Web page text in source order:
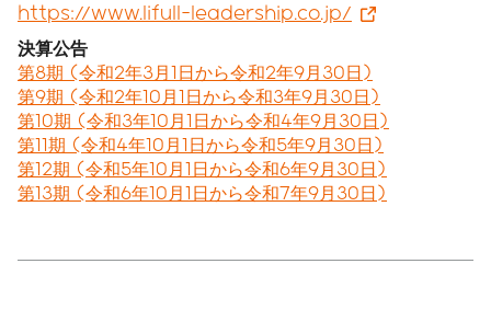
https://www.lifull-leadership.co.jp/
決算公告
第8期 (令和2年3月1日から令和2年9月30日)
第9期 (令和2年10月1日から令和3年9月30日)
第10期 (令和3年10月1日から令和4年9月30日)
第11期 (令和4年10月1日から令和5年9月30日)
第12期 (令和5年10月1日から令和6年9月30日)
第13期 (令和6年10月1日から令和7年9月30日)